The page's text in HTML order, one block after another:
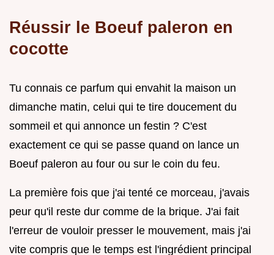
Réussir le Boeuf paleron en
cocotte
Tu connais ce parfum qui envahit la maison un
dimanche matin, celui qui te tire doucement du
sommeil et qui annonce un festin ? C'est
exactement ce qui se passe quand on lance un
Boeuf paleron au four ou sur le coin du feu.
La première fois que j'ai tenté ce morceau, j'avais
peur qu'il reste dur comme de la brique. J'ai fait
l'erreur de vouloir presser le mouvement, mais j'ai
vite compris que le temps est l'ingrédient principal